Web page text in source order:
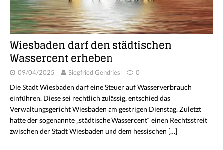
Wiesbaden darf den städtischen
Wassercent erheben
09/04/2025 Siegfried Gendries 0
Die Stadt Wiesbaden darf eine Steuer auf Wasserverbrauch
einführen. Diese sei rechtlich zulässig, entschied das
Verwaltungsgericht Wiesbaden am gestrigen Dienstag. Zuletzt
hatte der sogenannte „städtische Wassercent“ einen Rechtsstreit
zwischen der Stadt Wiesbaden und dem hessischen […]